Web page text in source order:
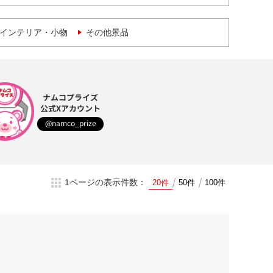
ンテリア・小物 その他景品
ナムコプライズ
公式Xアカウント
@namco_prize
1ページの表示件数： 20件 50件 100件